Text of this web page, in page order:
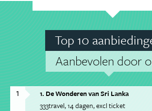
Top 10
Aanbevolen door
1
1. De Wonderen van Sri Lanka
333travel 14 dagen excl ticket